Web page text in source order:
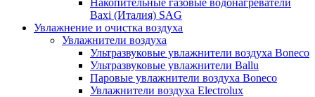
Baxi (Италия) SAG
Увлажнение и очистка воздуха
Увлажнители воздуха
Ультразвуковые увлажнители воздуха Boneco
Ультразвуковые увлажнители Ballu
Паровые увлажнители воздуха Boneco
Увлажнители воздуха Electrolux